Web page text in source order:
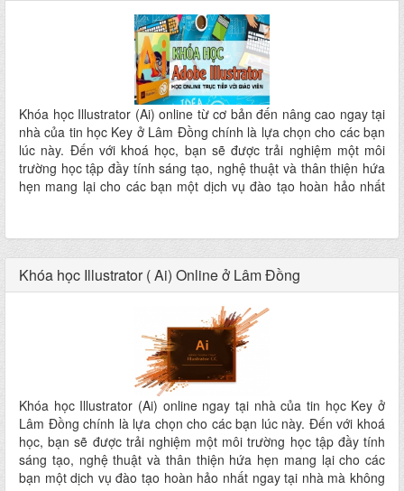
Khóa học Illustrator (Ai) online từ cơ bản đến nâng cao ngay tại
nhà của tin học Key ở Lâm Đồng chính là lựa chọn cho các bạn
lúc này. Đến với khoá học, bạn sẽ được trải nghiệm một môi
trường học tập đầy tính sáng tạo, nghệ thuật và thân thiện hứa
hẹn mang lại cho các bạn một dịch vụ đào tạo hoàn hảo nhất
Khóa học Illustrator ( Ai) Online ở Lâm Đồng
Khóa học Illustrator (Ai) online ngay tại nhà của tin học Key ở
Lâm Đồng chính là lựa chọn cho các bạn lúc này. Đến với khoá
học, bạn sẽ được trải nghiệm một môi trường học tập đầy tính
sáng tạo, nghệ thuật và thân thiện hứa hẹn mang lại cho các
bạn một dịch vụ đào tạo hoàn hảo nhất ngay tại nhà mà không